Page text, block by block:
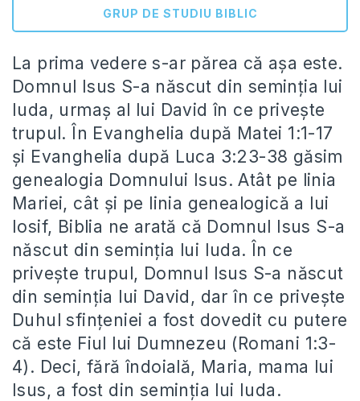
GRUP DE STUDIU BIBLIC
La prima vedere s-ar părea că așa este.
Domnul Isus S-a născut din seminția lui
Iuda, urmaș al lui David în ce privește
trupul. În Evanghelia după Matei 1:1-17
și Evanghelia după Luca 3:23-38 găsim
genealogia Domnului Isus. Atât pe linia
Mariei, cât și pe linia genealogică a lui
Iosif, Biblia ne arată că Domnul Isus S-a
născut din seminția lui Iuda. În ce
privește trupul, Domnul Isus S-a născut
din seminția lui David, dar în ce privește
Duhul sfințeniei a fost dovedit cu putere
că este Fiul lui Dumnezeu (Romani 1:3-
4). Deci, fără îndoială, Maria, mama lui
Isus, a fost din seminția lui Iuda.